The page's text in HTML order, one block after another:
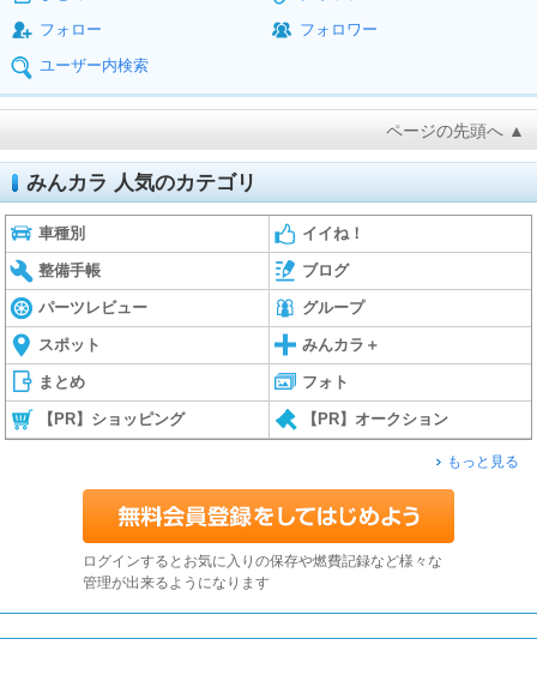
フォロー
フォロワー
ユーザー内検索
ページの先頭へ ▲
みんカラ 人気のカテゴリ
車種別 イイね！
整備手帳 ブログ
パーツレビュー グループ
スポット みんカラ＋
まとめ フォト
【PR】ショッピング 【PR】オークション
もっと見る
ログインするとお気に入りの保存や燃費記録など様々な
管理が出来るようになります